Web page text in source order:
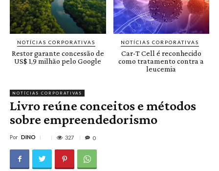
NOTÍCIAS CORPORATIVAS
Restor garante concessão de
US$ 1,9 milhão pelo Google
NOTÍCIAS CORPORATIVAS
Car-T Cell é reconhecido
como tratamento contra a
leucemia